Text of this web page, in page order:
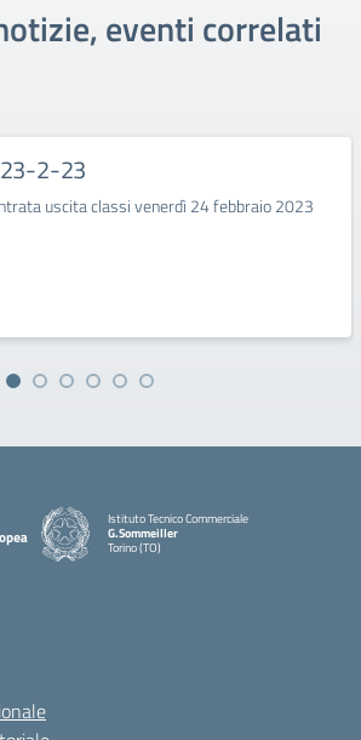
eventi correlati
23-2-23
uscita classi venerdì 24 febbraio 2023
Istituto Tecnico Commerciale
G.Sommeiller
Torino (TO)